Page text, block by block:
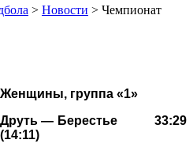
> Новости > Чемпионат
Женщины, группа «1»
Друть — Берестье 33:29
(14:11)